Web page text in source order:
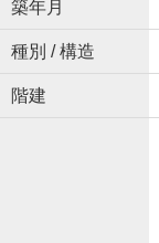
築年月
種別 / 構造
階建